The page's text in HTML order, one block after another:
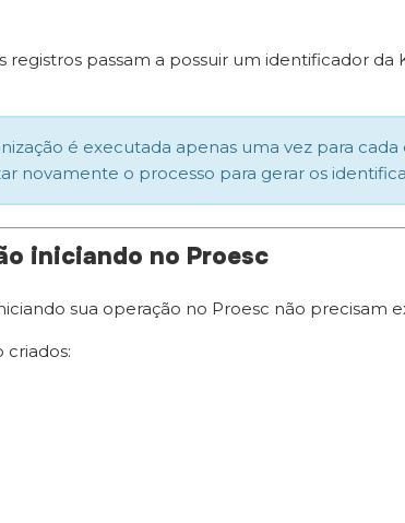
registros passam a possuir um identificador
é executada apenas uma vez para
novamente o processo para gerar os
iniciando no Proesc
sua operação no Proesc não precisam